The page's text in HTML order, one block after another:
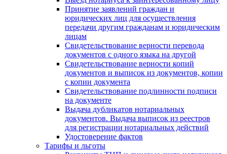
Принятие заявлений граждан и
юридических лиц для осуществления
передачи другим гражданам и юридическим
лицам
Свидетельствование верности перевода
документов с одного языка на другой
Свидетельствование верности копий
документов и выписок из документов, копии
с копии документа
Свидетельствование подлинности подписи
на документе
Выдача дубликатов нотариальных
документов. Выдача выписок из реестров
для регистрации нотариальных действий
Удостоверение фактов
Тарифы и льготы